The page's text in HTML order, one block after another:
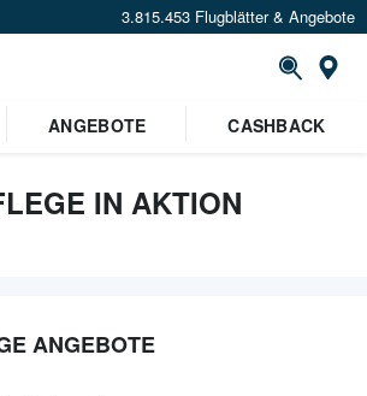
3.815.453 Flugblätter & Angebote
ANGEBOTE CASHBACK
IN AKTION
ANGEBOTE